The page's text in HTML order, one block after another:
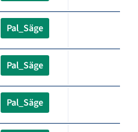
Pal_Säge
Pal_Säge
Pal_Säge